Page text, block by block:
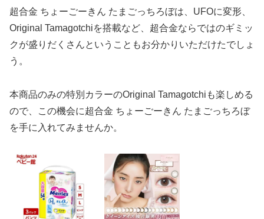
超合金 ちょーごーきん たまごっちろぼは、UFOに変形、
Original Tamagotchiを搭載など、超合金ならではのギミッ
クが盛りだくさんということもお分かりいただけたでしょ
う。
本商品のみの特別カラーのOriginal Tamagotchiも楽しめる
ので、この機会に超合金 ちょーごーきん たまごっちろぼ
を手に入れてみませんか。